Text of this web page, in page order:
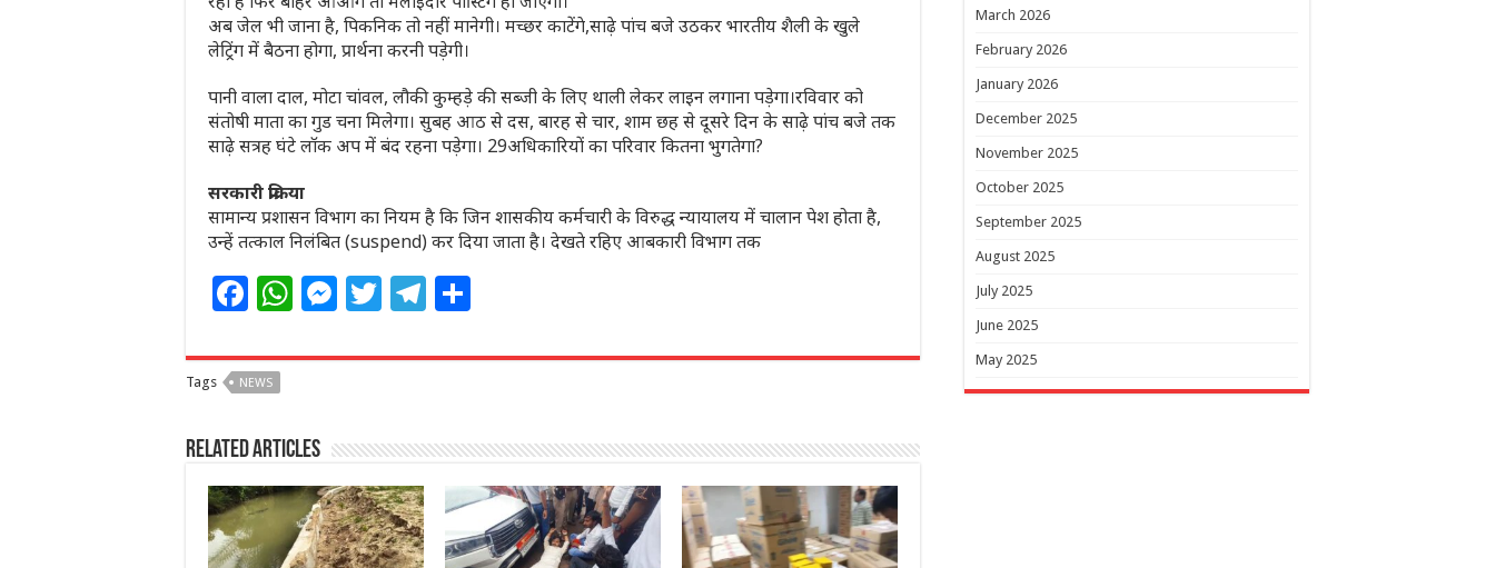
अब जेल भी जाना है, पिकनिक तो नहीं मानेगी। मच्छर काटेंगे,साढ़े पांच बजे उठकर भारतीय शैली के खुले
लेट्रिंग में बैठना होगा, प्रार्थना करनी पड़ेगी।
पानी वाला दाल, मोटा चांवल, लौकी कुम्हड़े की सब्जी के लिए थाली लेकर लाइन लगाना पड़ेगा।रविवार को
संतोषी माता का गुड चना मिलेगा। सुबह आठ से दस, बारह से चार, शाम छह से दूसरे दिन के साढ़े पांच बजे तक
साढ़े सत्रह घंटे लॉक अप में बंद रहना पड़ेगा। 29अधिकारियों का परिवार कितना भुगतेगा?
सरकारी प्रक्रिया
सामान्य प्रशासन विभाग का नियम है कि जिन शासकीय कर्मचारी के विरुद्ध न्यायालय में चालान पेश होता है,
उन्हें तत्काल निलंबित (suspend) कर दिया जाता है। देखते रहिए आबकारी विभाग तक
F
c
e
b
o
o
k
W
at
A
p
p
M
ss
n
g
e
r
T
itt
r
T
e
ra
m
ar
Tags NEWS
Related Articles
March 2026
February 2026
January 2026
December 2025
November 2025
October 2025
September 2025
August 2025
July 2025
June 2025
May 2025